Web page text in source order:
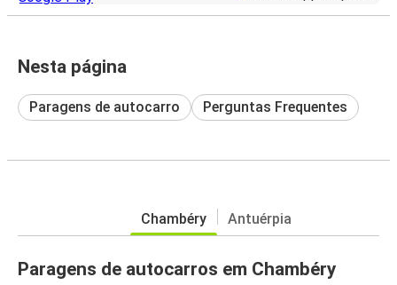
Nesta página
Paragens de autocarro Perguntas Frequentes
Chambéry Antuérpia
Paragens de autocarros em Chambéry